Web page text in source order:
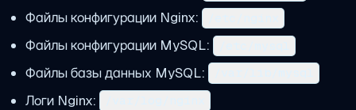
Файлы конфигурации Nginx:
Файлы конфигурации MySQL:
Файлы базы данных MySQL:
Логи Nginx: